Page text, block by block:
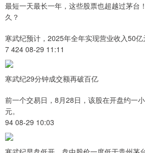
最短一天最长一年，这些股票也超越过茅台
久？
寒武纪预计，2025年全年实现营业收入50亿
7 424 08-29 11:11
寒武纪29分钟成交额再破百亿
前一个交易日，8月28日，该股在开盘约一
元。
94 08-29 10:03